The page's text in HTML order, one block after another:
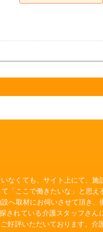
なくても、サイト上にて、施
「ここで働きたいな」と思え
へ取材にお伺いさせて頂き、
されている介護スタッフさん
好評いただいております。介